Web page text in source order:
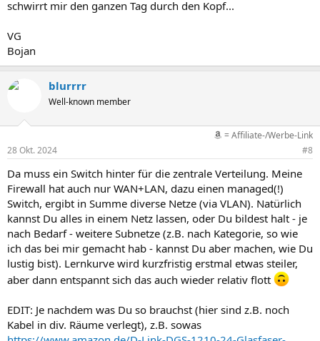
schwirrt mir den ganzen Tag durch den Kopf...
VG
Bojan
blurrrr
Well-known member
= Affiliate-/Werbe-Link
28 Okt. 2024
#8
Da muss ein Switch hinter für die zentrale Verteilung. Meine
Firewall hat auch nur WAN+LAN, dazu einen managed(!)
Switch, ergibt in Summe diverse Netze (via VLAN). Natürlich
kannst Du alles in einem Netz lassen, oder Du bildest halt - je
nach Bedarf - weitere Subnetze (z.B. nach Kategorie, so wie
ich das bei mir gemacht hab - kannst Du aber machen, wie Du
lustig bist). Lernkurve wird kurzfristig erstmal etwas steiler,
aber dann entspannt sich das auch wieder relativ flott
EDIT: Je nachdem was Du so brauchst (hier sind z.B. noch
Kabel in div. Räume verlegt), z.B. sowas